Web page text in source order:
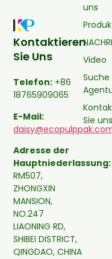
Kontaktieren
Sie Uns
Telefon: +86
18765909065
E-Mail:
Adresse der
Hauptniederlassung:
RM507,
ZHONGXIN
MANSION,
NO.247
LIAONING RD,
SHIBEI DISTRICT,
QINGDAO, CHINA
uns
Video
Suche
Sie uns